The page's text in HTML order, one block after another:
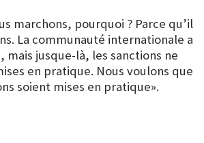
marchons, pourquoi ? Parce qu’il
La communauté internationale a
mais jusque-là, les sanctions ne
en pratique. Nous voulons que
soient mises en pratique».